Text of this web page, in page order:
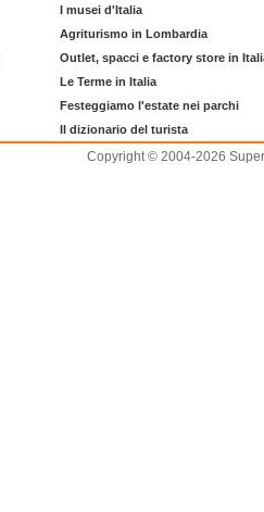
I musei d'Italia
Agriturismo in Lombardia
Outlet, spacci e factory store in
Le Terme in Italia
Festeggiamo l'estate nei parchi
Il dizionario del turista
Copyright © 2004-2026